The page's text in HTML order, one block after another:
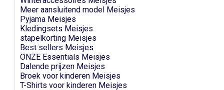
Meer aansluitend model Meisjes
Pyjama Meisjes
Kledingsets Meisjes
stapelkorting Meisjes
Best sellers Meisjes
ONZE Essentials Meisjes
Dalende prijzen Meisjes
Broek voor kinderen Meisjes
T-Shirts voor kinderen Meisjes